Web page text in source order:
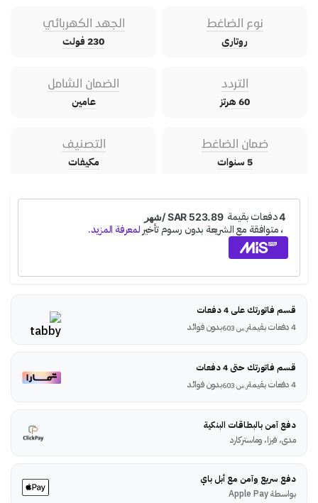
نوع الضاغط
روتارى
الجهد الكهربائي
230 فولت
التردد
60 هرتز
الضمان الشامل
عامين
ضمان الضاغط
5 سنوات
التصنيف
مكيفات
قسم فاتورتك على 4 دفعات
4 دفعات بقيمة
ر.س بدون فوائد
قسم فاتورتك حتى 4 دفعات
4 دفعات بقيمة
ر.س بدون فوائد
دفع آمن بالبطاقات البنكية
مدى، فيزا، وماستركارد
دفع سريع وآمن مع أبل باي
بواسطة Apple Pay